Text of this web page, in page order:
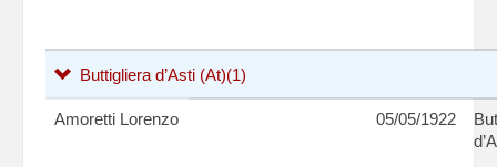
Buttigliera d’Asti (At)(1)
Amoretti Lorenzo 05/05/1922